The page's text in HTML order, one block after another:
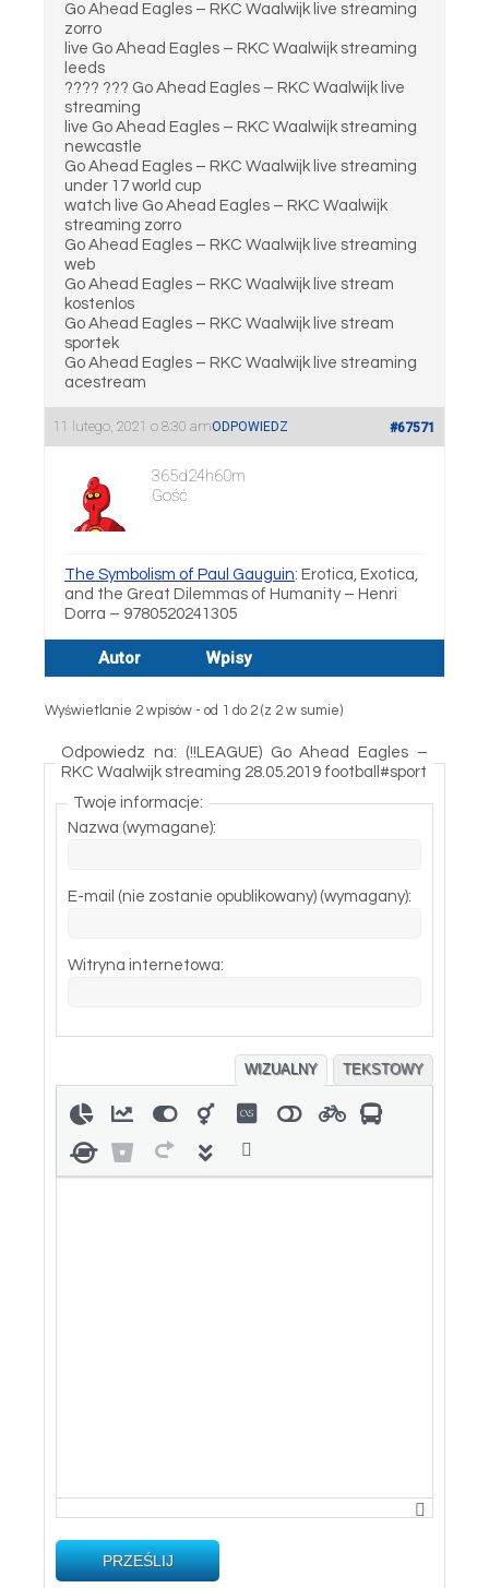
Go Ahead Eagles – RKC Waalwijk live streaming
zorro
live Go Ahead Eagles – RKC Waalwijk streaming
leeds
???? ??? Go Ahead Eagles – RKC Waalwijk live
streaming
live Go Ahead Eagles – RKC Waalwijk streaming
newcastle
Go Ahead Eagles – RKC Waalwijk live streaming
under 17 world cup
watch live Go Ahead Eagles – RKC Waalwijk
streaming zorro
Go Ahead Eagles – RKC Waalwijk live streaming
web
Go Ahead Eagles – RKC Waalwijk live stream
kostenlos
Go Ahead Eagles – RKC Waalwijk live stream
sportek
Go Ahead Eagles – RKC Waalwijk live streaming
acestream
11 lutego, 2021 o 8:30 am #67571
ODPOWIEDZ
365d24h60m
Gość
The Symbolism of Paul Gauguin: Erotica, Exotica,
and the Great Dilemmas of Humanity – Henri
Dorra – 9780520241305
Autor Wpisy
Wyświetlanie 2 wpisów - od 1 do 2 (z 2 w sumie)
Odpowiedz na: (!!LEAGUE) Go Ahead Eagles –
RKC Waalwijk streaming 28.05.2019 football#sport
Twoje informacje:
Nazwa (wymagane):
E-mail (nie zostanie opublikowany) (wymagany):
Witryna internetowa:
WIZUALNY TEKSTOWY
PRZEŚLIJ